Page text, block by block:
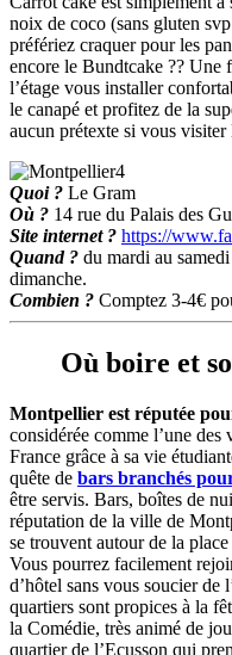
noix de coco (sans gluten
préfériez craquer pour les
encore le Bundtcake ??
l’étage vous installer
le canapé et profitez de la
aucun prétexte si vous
Quoi ? Le Gram
Où ? 14 rue du Palais des
Site internet ? https://
Quand ? du mardi au
dimanche.
Combien ? Comptez 3-4€
Où boire et
Montpellier est réputée
considérée comme l’une des
France grâce à sa vie
quête de bars branchés
être servis. Bars, boîtes de
réputation de la ville de
se trouvent autour de la
Vous pourrez facilement
d’hôtel sans vous soucier de
quartiers sont propices à la
la Comédie, très animé de
quartier de l’Ecusson qui